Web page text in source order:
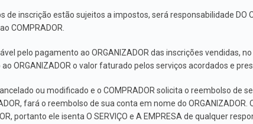
de inscrição estão sujeitos a impostos, será responsabilidade DO
COMPRADOR.
pelo pagamento ao ORGANIZADOR das inscrições vendidas,
ORGANIZADOR o valor faturado pelos serviços acordados e
ou modificado e o COMPRADOR solicita o reembolso de
fará o reembolso de sua conta em nome do
portanto ele isenta O SERVIÇO e A EMPRESA de qualquer